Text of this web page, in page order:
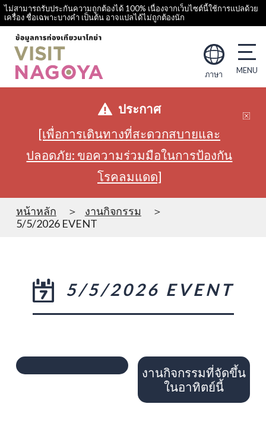
ไม่สามารถรับประกันความถูกต้องได้ 100% เนื่องจากเว็บไซต์นี้ใช้การแปลด้วย
เครื่อง ชื่อเฉพาะบางคำ เป็นต้น อาจแปลได้ไม่ถูกต้องนัก
ภาษา
ประกาศ
[เพื่อการเดินทางที่สะดวกสบายและ
ปลอดภัย: ขอความร่วมมือในการป้องกัน
โรคลมแดด]
หน้าหลัก
งานกิจกรรม
5/5/2026 EVENT
5/5/2026 EVENT
งานกิจกรรมที่จัดขึ้น
ในอาทิตย์นี้